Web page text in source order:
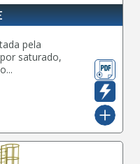
pela
saturado,